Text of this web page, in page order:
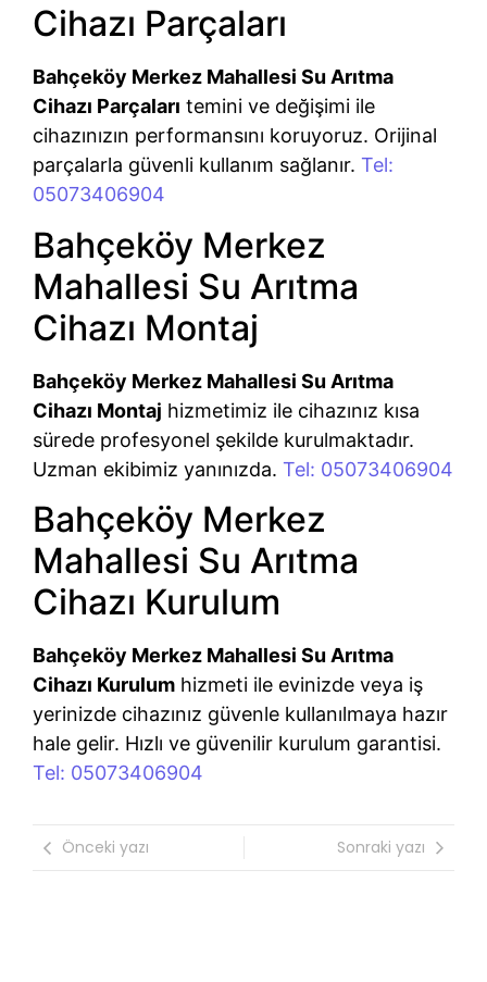
Cihazı Parçaları
Bahçeköy Merkez Mahallesi Su Arıtma
Cihazı Parçaları temini ve değişimi ile
cihazınızın performansını koruyoruz. Orijinal
parçalarla güvenli kullanım sağlanır. Tel:
05073406904
Bahçeköy Merkez
Mahallesi Su Arıtma
Cihazı Montaj
Bahçeköy Merkez Mahallesi Su Arıtma
Cihazı Montaj hizmetimiz ile cihazınız kısa
sürede profesyonel şekilde kurulmaktadır.
Uzman ekibimiz yanınızda. Tel: 05073406904
Bahçeköy Merkez
Mahallesi Su Arıtma
Cihazı Kurulum
Bahçeköy Merkez Mahallesi Su Arıtma
Cihazı Kurulum hizmeti ile evinizde veya iş
yerinizde cihazınız güvenle kullanılmaya hazır
hale gelir. Hızlı ve güvenilir kurulum garantisi.
Tel: 05073406904
Önceki yazı Sonraki yazı